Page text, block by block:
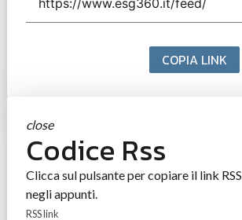
COPIA LINK
close
Codice Rss
Clicca sul pulsante per copiare il link RSS
negli appunti.
RSS link